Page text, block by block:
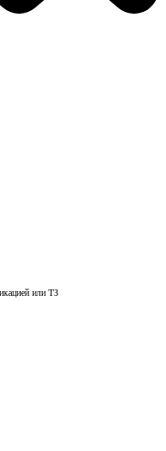
или ТЗ